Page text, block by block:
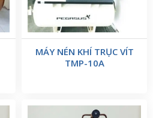
MÁY NÉN KHÍ TRỤC VÍT
TMP-10A